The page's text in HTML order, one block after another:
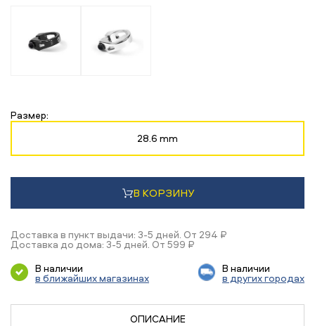
Размер:
28.6 mm
В КОРЗИНУ
Доставка в пункт выдачи: 3-5 дней. От 294 ₽
Доставка до дома: 3-5 дней. От 599 ₽
В наличии
в ближайших магазинах
В наличии
в других городах
ОПИСАНИЕ